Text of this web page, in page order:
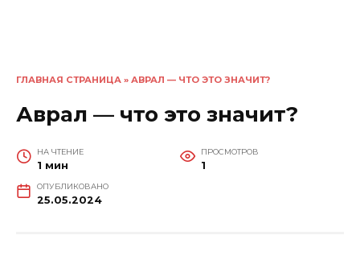
ГЛАВНАЯ СТРАНИЦА » АВРАЛ — ЧТО ЭТО ЗНАЧИТ?
Аврал — что это значит?
НА ЧТЕНИЕ
1 мин
ПРОСМОТРОВ
1
ОПУБЛИКОВАНО
25.05.2024